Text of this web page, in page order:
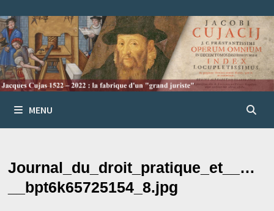
au
contenu
MENU
Journal_du_droit_pratique_et__…
__bpt6k65725154_8.jpg